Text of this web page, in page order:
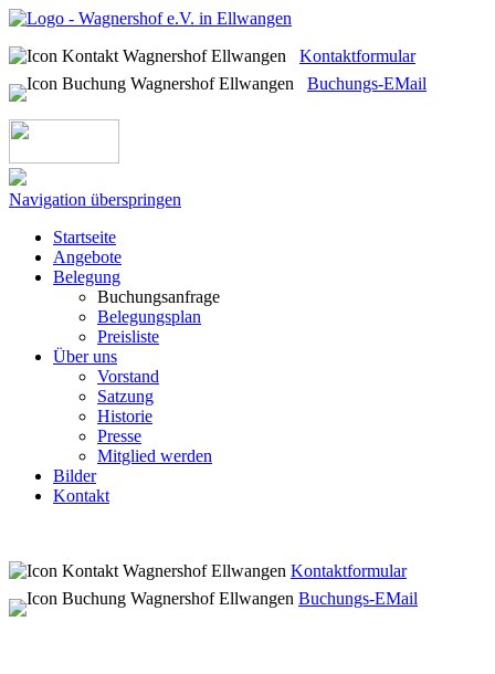
Kontaktformular
Buchungs-EMail
Navigation überspringen
Startseite
Angebote
Belegung
Buchungsanfrage
Belegungsplan
Preisliste
Über uns
Vorstand
Satzung
Historie
Presse
Mitglied werden
Bilder
Kontakt
Kontaktformular
Buchungs-EMail